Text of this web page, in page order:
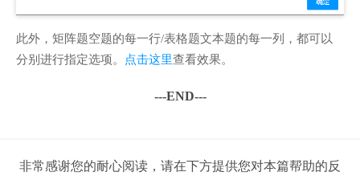
此外，矩阵题空题的每一行/表格题文本题的每一列，都可以
分别进行指定选项。
点击这里查看效果。
---END---
非常感谢您的耐心阅读，请在下方提供您对本篇帮助的反